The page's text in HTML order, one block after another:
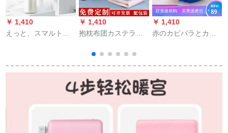
￥ 1,410
えっと、スマルト保
クリーミーテープ注
￥ 1,410
抱枕布团カステラ会
ト印ロゴ用品の开业
记念品として、学生
赏品をお客様にプロ
シュートする。クリ
は、双鹿40*40
￥ 1,410
赤のカピバラとカピ